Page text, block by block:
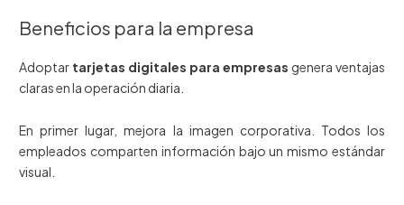
Beneficios para la empresa
Adoptar tarjetas digitales para empresas genera ventajas
claras en la operación diaria.
En primer lugar, mejora la imagen corporativa. Todos los
empleados comparten información bajo un mismo estándar
visual.